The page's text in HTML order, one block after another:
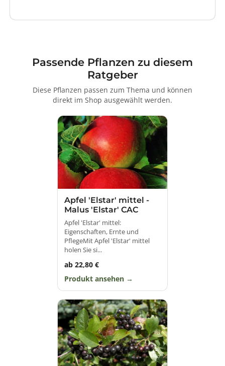
Passende Pflanzen zu diesem
Ratgeber
Diese Pflanzen passen zum Thema und können
direkt im Shop ausgewählt werden.
Apfel 'Elstar' mittel -
Malus 'Elstar' CAC
Apfel 'Elstar' mittel:
Eigenschaften, Ernte und
PflegeMit Apfel 'Elstar' mittel
holen Sie si...
ab 22,80 €
Produkt ansehen